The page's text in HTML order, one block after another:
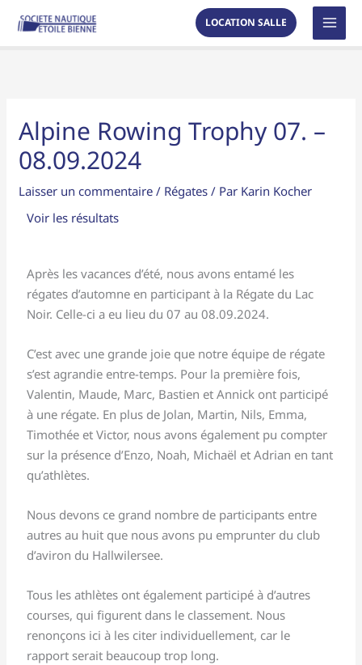
LOCATION SALLE
Alpine Rowing Trophy 07. –
08.09.2024
Laisser un commentaire / Régates / Par Karin Kocher
Voir les résultats
Après les vacances d’été, nous avons entamé les
régates d’automne en participant à la Régate du Lac
Noir. Celle-ci a eu lieu du 07 au 08.09.2024.
C’est avec une grande joie que notre équipe de régate
s’est agrandie entre-temps. Pour la première fois,
Valentin, Maude, Marc, Bastien et Annick ont participé
à une régate. En plus de Jolan, Martin, Nils, Emma,
Timothée et Victor, nous avons également pu compter
sur la présence d’Enzo, Noah, Michaël et Adrian en tant
qu’athlètes.
Nous devons ce grand nombre de participants entre
autres au huit que nous avons pu emprunter du club
d’aviron du Hallwilersee.
Tous les athlètes ont également participé à d’autres
courses, qui figurent dans le classement. Nous
renonçons ici à les citer individuellement, car le
rapport serait beaucoup trop long.